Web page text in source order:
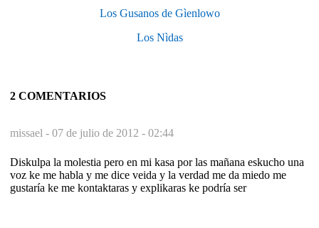
Los Gusanos de Gìenlowo
Los Nìdas
2 COMENTARIOS
missael - 07 de julio de 2012 - 02:44
Diskulpa la molestia pero en mi kasa por las mañana eskucho una
voz ke me habla y me dice veida y la verdad me da miedo me
gustaría ke me kontaktaras y explikaras ke podría ser